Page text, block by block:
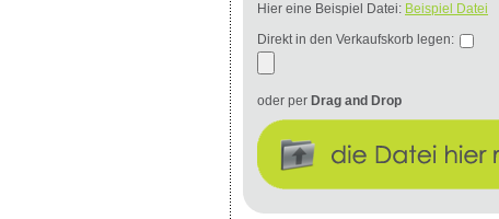
Hier eine Beispiel Datei: Beispiel Datei
Direkt in den Verkaufskorb legen:
oder per Drag and Drop